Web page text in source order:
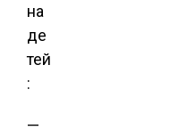
на
де
тей
:
—